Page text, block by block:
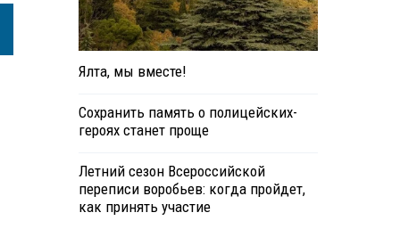
Ялта, мы вместе!
Сохранить память о полицейских-
героях станет проще
Летний сезон Всероссийской
переписи воробьев: когда пройдет,
как принять участие